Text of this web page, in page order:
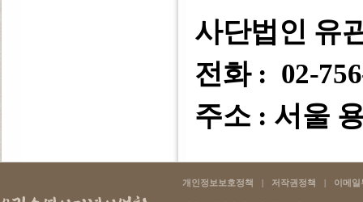
사단법인 유
전화 : 02-
주소 : 서울
개인정보보호정책 | 저작권정책 | 이메일